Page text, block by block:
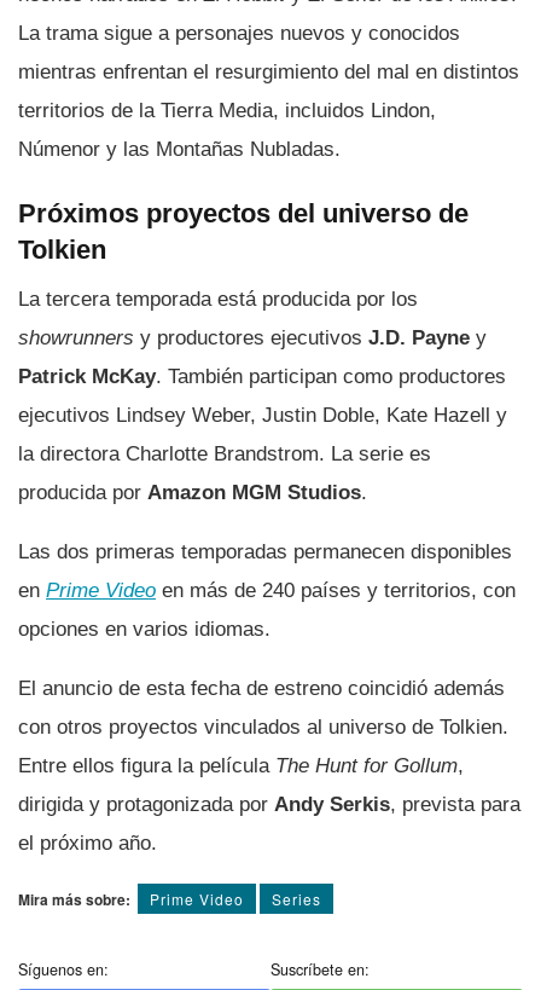
La trama sigue a personajes nuevos y conocidos
mientras enfrentan el resurgimiento del mal en distintos
territorios de la Tierra Media, incluidos Lindon,
Númenor y las Montañas Nubladas.
Próximos proyectos del universo de
Tolkien
La tercera temporada está producida por los
showrunners y productores ejecutivos J.D. Payne y
Patrick McKay. También participan como productores
ejecutivos Lindsey Weber, Justin Doble, Kate Hazell y
la directora Charlotte Brandstrom. La serie es
producida por Amazon MGM Studios.
Las dos primeras temporadas permanecen disponibles
en Prime Video en más de 240 países y territorios, con
opciones en varios idiomas.
El anuncio de esta fecha de estreno coincidió además
con otros proyectos vinculados al universo de Tolkien.
Entre ellos figura la película The Hunt for Gollum,
dirigida y protagonizada por Andy Serkis, prevista para
el próximo año.
Mira más sobre: Prime Video Series
Síguenos en: Suscríbete en: